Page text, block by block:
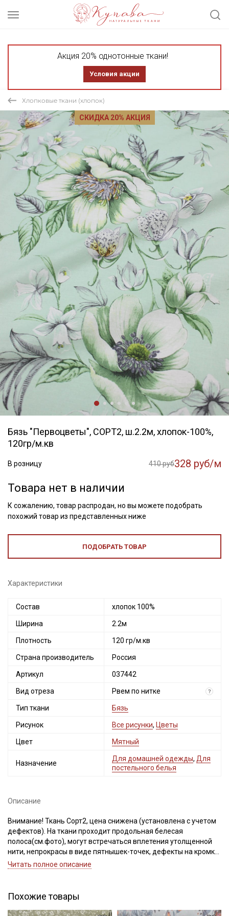
Акция 20% однотонные ткани!
Условия акции
Хлопковые ткани (хлопок)
СКИДКА 20% АКЦИЯ
Бязь "Первоцветы", СОРТ2, ш.2.2м, хлопок-100%,
120гр/м.кв
В розницу 410 руб328 руб/м
Товара нет в наличии
К сожалению, товар распродан, но вы можете подобрать
похожий товар из представленных ниже
ПОДОБРАТЬ ТОВАР
Характеристики
Состав хлопок 100%
Ширина 2.2м
Плотность 120 гр/м.кв
Страна производитель Россия
Артикул 037442
Вид отреза Рвем по нитке ?
Тип ткани Бязь
Рисунок Все рисунки, Цветы
Цвет Мятный
Назначение
Для домашней одежды, Для
постельного белья
Описание
Внимание! Ткань Сорт2, цена снижена (установлена с учетом
дефектов). На ткани проходит продольная белесая
полоса(см.фото), могут встречаться вплетения утолщенной
нити, непрокрасы в виде пятнышек-точек, дефекты на кромке
и на расстоянии до 5 см края ткани. Просим учитывать это при
Бязь – это натуральная ткань, полотняного переплетения,
поверхность ткани ровная, матовая, по фактуре с обеих
сторон одинаковая, не тянется, имеет среднюю сминаемость.
Читать полное описание
Похожие товары